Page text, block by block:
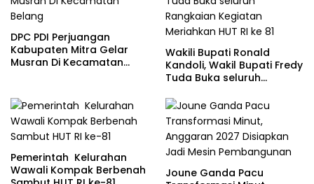
DPC PDI Perjuangan
Kabupaten Mitra Gelar
Musran Di Kecamatan
Wakili Bupati Ronald
Kandoli, Wakil Bupati Fredy
Tuda Buka seluruh
Meriahkan HUT RI ke 81
Pemerintah Kelurahan
Wawali Kompak Berbenah
Joune Ganda Pacu